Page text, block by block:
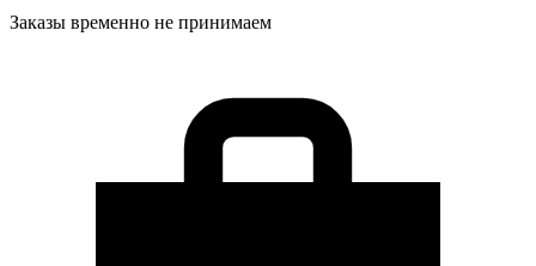
Заказы временно не принимаем